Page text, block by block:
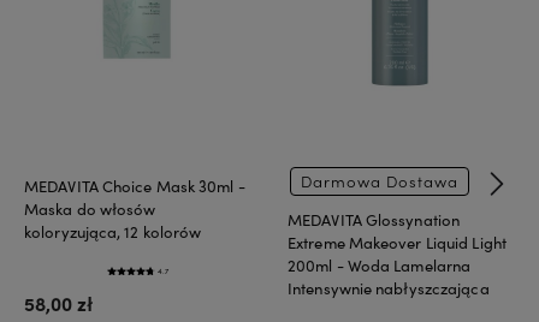
MEDAVITA Choice Mask 30ml -
Maska do włosów
koloryzująca, 12 kolorów
4.7
58,00 zł
Darmowa Dostawa
MEDAVITA Glossynation
Extreme Makeover Liquid Light
200ml - Woda Lamelarna
Intensywnie nabłyszczająca